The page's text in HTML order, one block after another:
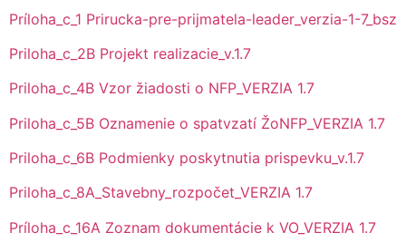
Príloha_c_1 Prirucka-pre-prijmatela-leader_verzia-1-7_bsz
Priloha_c_2B Projekt realizacie_v.1.7
Priloha_c_4B Vzor žiadosti o NFP_VERZIA 1.7
Priloha_c_5B Oznamenie o spatvzatí ŽoNFP_VERZIA 1.7
Priloha_c_6B Podmienky poskytnutia prispevku_v.1.7
Priloha_c_8A_Stavebny_rozpočet_VERZIA 1.7
Príloha_c_16A Zoznam dokumentácie k VO_VERZIA 1.7